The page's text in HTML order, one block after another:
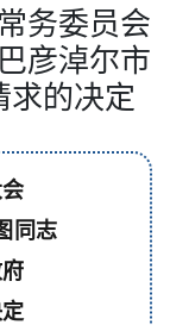
务委员会
彦淖尔市
求的决定
同志